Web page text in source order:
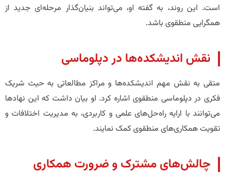
است. این روند، به گفته او، می‌تواند بنیان‌گذار مرحله‌ای جدید از
همگرایی منطقوی باشد.
نقش اندیشکده‌ها در دپلوماسی
متقی به نقش مهم اندیشکده‌ها و مراکز مطالعاتی به حیث شریک
فکری در دپلوماسی منطقوی اشاره کرد. او بیان داشت که این نهادها
می‌توانند با ارایه راه‌حل‌های علمی و کاربردی، به مدیریت اختلافات و
تقویت همکاری‌های منطقوی کمک نمایند.
چالش‌های مشترک و ضرورت همکاری